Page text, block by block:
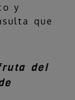
y
que
del